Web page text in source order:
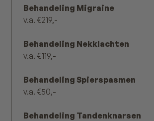
Behandeling Migraine
v.a. €219,-
Behandeling Nekklachten
v.a. €119,-
Behandeling Spierspasmen
v.a. €50,-
Behandeling Tandenknarsen